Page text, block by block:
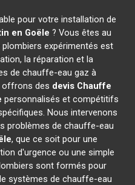
pour votre installation de
en Goële ? Vous êtes au
expérimentés est
la réparation et la
de chauffe-eau gaz à
offrons des devis Chauffe
personnalisés et compétitifs
Nous intervenons
problèmes de chauffe-eau
, que ce soit pour une
d'urgence ou une simple
sont formés pour
systèmes de chauffe-eau